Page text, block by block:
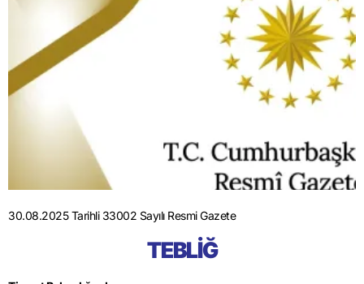
30.08.2025 Tarihli 33002 Sayılı Resmi Gazete
TEBLİĞ